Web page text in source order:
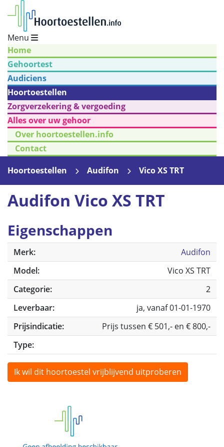
Menu
Home
Gehoortest
Audiciens
Hoortoestellen
Zorgverzekering & vergoeding
Alles over uw gehoor
Over hoortoestellen.info
Contact
Hoortoestellen
Audifon Vico XS TRT
Audifon Vico XS TRT
Eigenschappen
Merk:
Audifon
Model:
Vico XS TRT
Categorie:
2
Leverbaar:
ja, vanaf 01-01-1970
Prijsindicatie:
Prijs tussen € 501,- en € 800,-
Type:
Ik wil dit hoortoestel vrijblijvend uitproberen